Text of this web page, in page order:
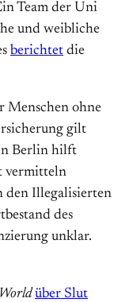
Team der Uni
und weibliche
berichtet die
Menschen ohne
gilt
Berlin hilft
vermitteln
den Illegalisierten
des
unklar.
über Slut